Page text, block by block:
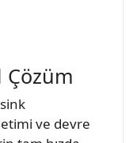
Çözüm
ve devre